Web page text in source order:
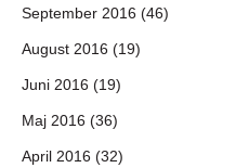
September 2016 (46)
August 2016 (19)
Juni 2016 (19)
Maj 2016 (36)
April 2016 (32)